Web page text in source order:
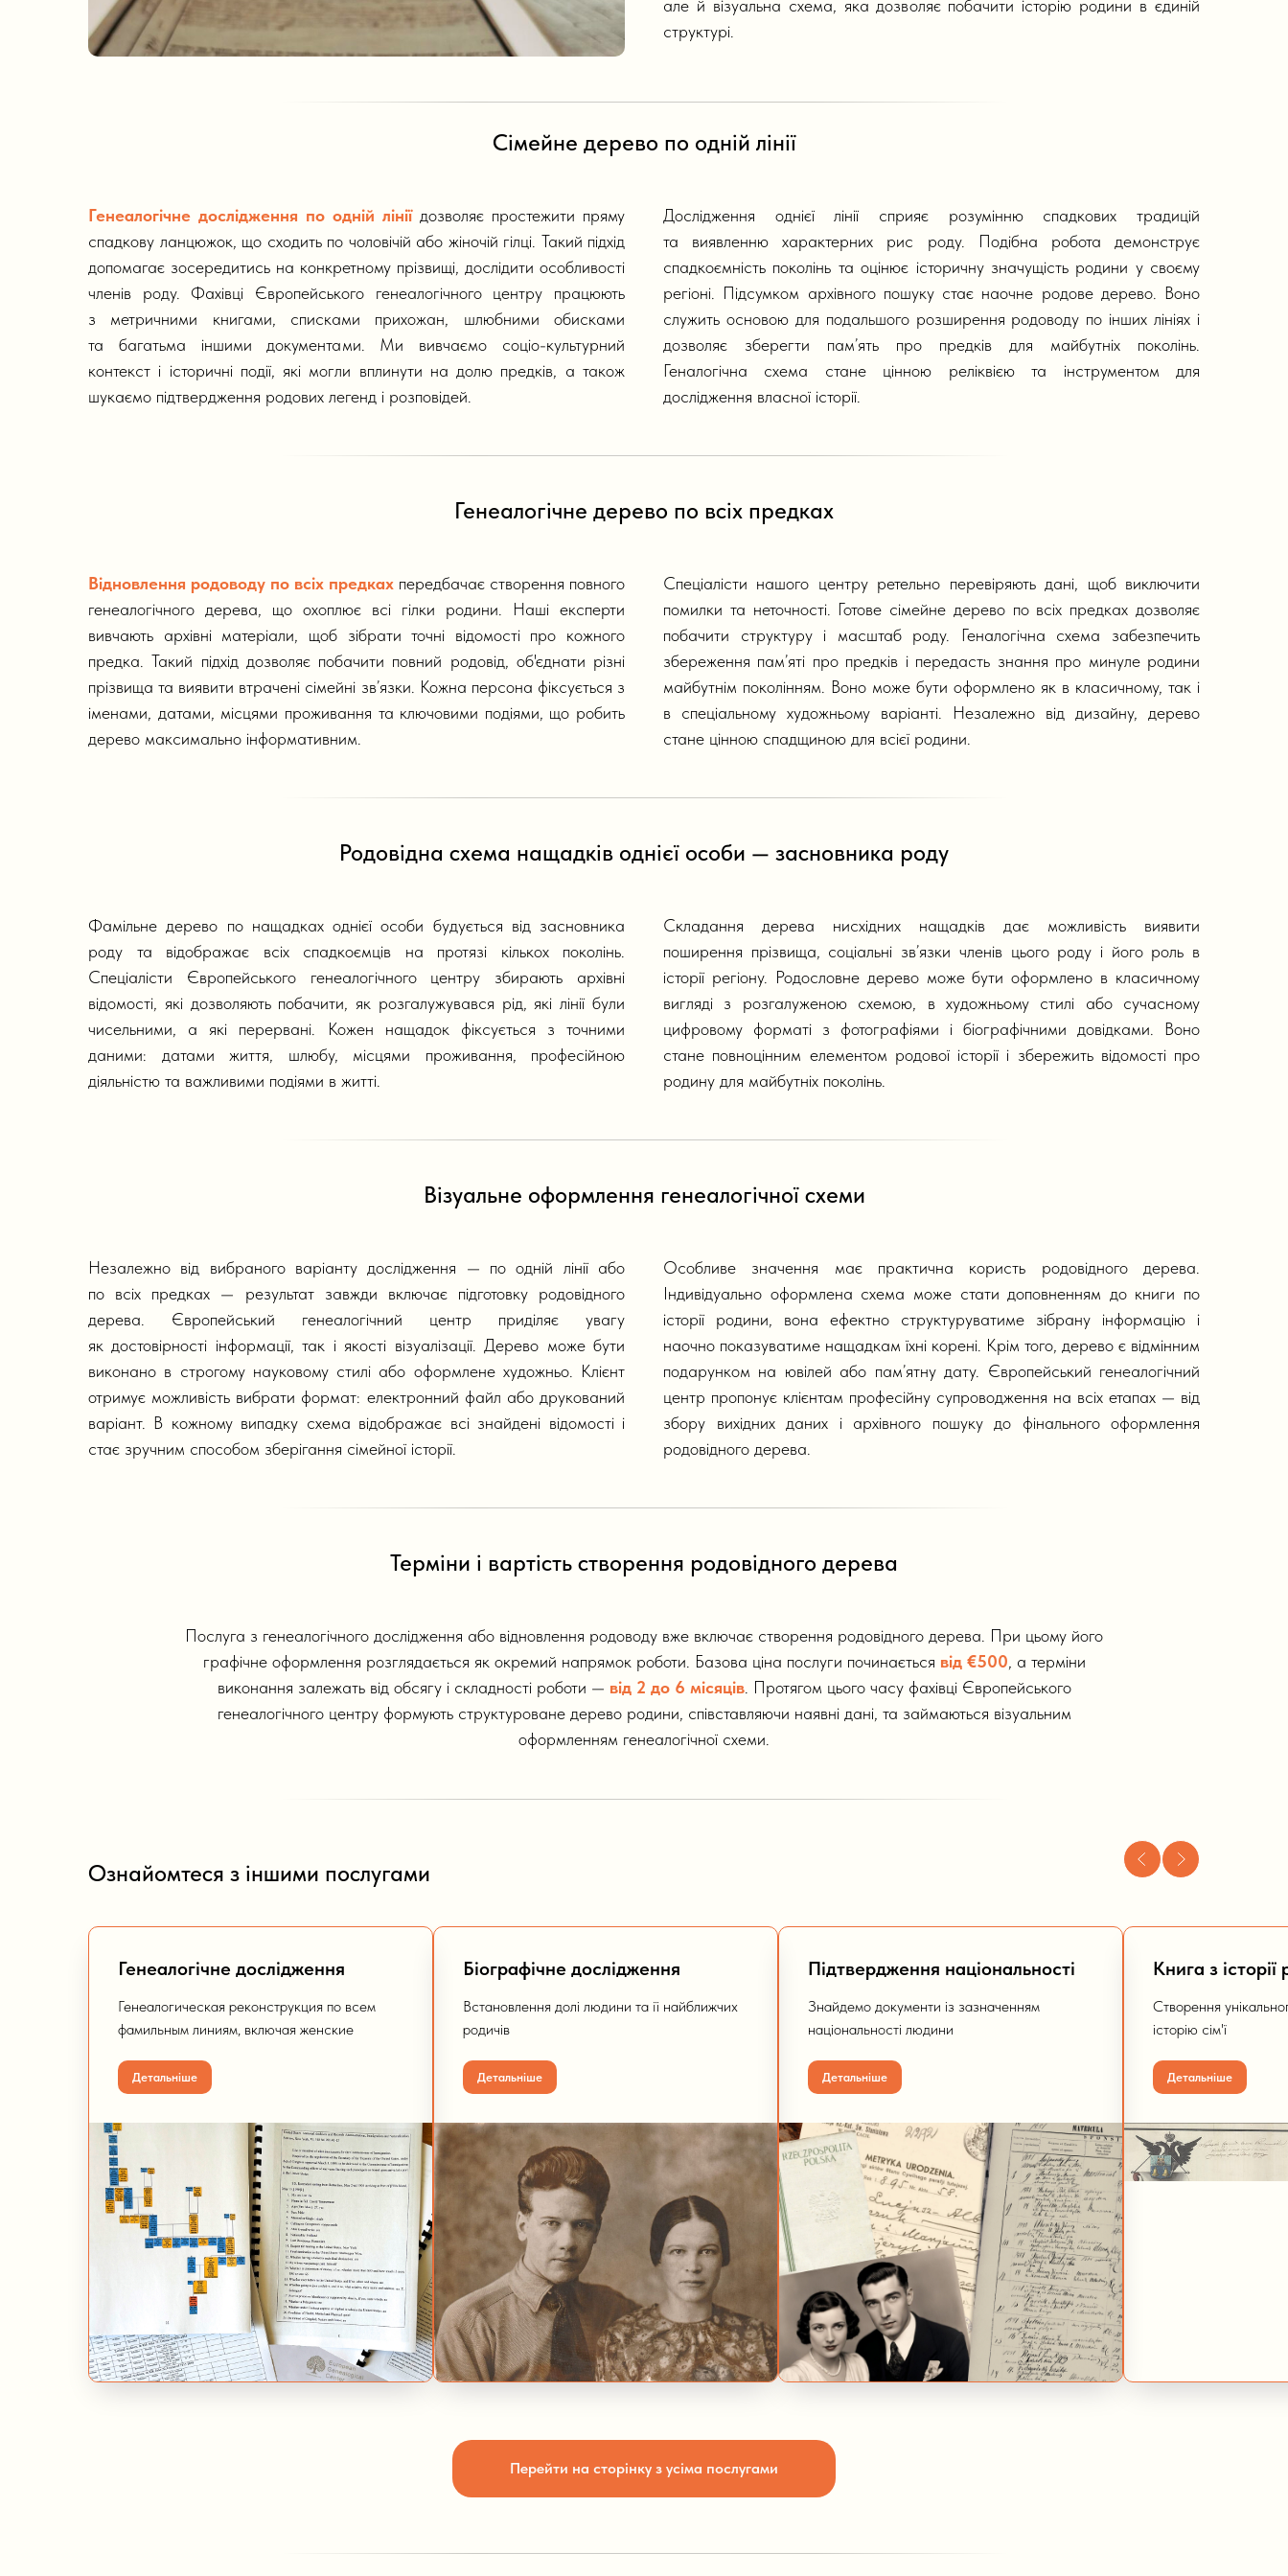
але й візуальна схема, яка дозволяє побачити історію родини в єдиній
структурі.
Сімейне дерево по одній лінії
Генеалогічне дослідження по одній лініїдозволяє простежити пряму
спадкову ланцюжок, що сходить по чоловічій або жіночій гілці. Такий підхід
допомагає зосередитись на конкретному прізвищі, дослідити особливості
членів роду. Фахівці Європейського генеалогічного центру працюють
з метричними книгами, списками прихожан, шлюбними обисками
та багатьма іншими документами. Ми вивчаємо соціо-культурний
контекст і історичні події, які могли вплинути на долю предків, а також
шукаємо підтвердження родових легенд і розповідей.
Дослідження однієї лінії сприяє розумінню спадкових традицій
та виявленню характерних рис роду. Подібна робота демонструє
спадкоємність поколінь та оцінює історичну значущість родини у своєму
регіоні. Підсумком архівного пошуку стає наочне родове дерево. Воно
служить основою для подальшого розширення родоводу по інших лініях і
дозволяє зберегти пам’ять про предків для майбутніх поколінь.
Геналогічна схема стане цінною реліквією та інструментом для
дослідження власної історії.
Генеалогічне дерево по всіх предках
Відновлення родоводу по всіх предках передбачає створення повного
генеалогічного дерева, що охоплює всі гілки родини. Наші експерти
вивчають архівні матеріали, щоб зібрати точні відомості про кожного
предка. Такий підхід дозволяє побачити повний родовід, об'єднати різні
прізвища та виявити втрачені сімейні зв’язки. Кожна персона фіксується з
іменами, датами, місцями проживання та ключовими подіями, що робить
дерево максимально інформативним.
Спеціалісти нашого центру ретельно перевіряють дані, щоб виключити
помилки та неточності. Готове сімейне дерево по всіх предках дозволяє
побачити структуру і масштаб роду. Геналогічна схема забезпечить
збереження пам’яті про предків і передасть знання про минуле родини
майбутнім поколінням. Воно може бути оформлено як в класичному, так і
в спеціальному художньому варіанті. Незалежно від дизайну, дерево
стане цінною спадщиною для всієї родини.
Родовідна схема нащадків однієї особи — засновника роду
Фамільне дерево по нащадках однієї особи будується від засновника
роду та відображає всіх спадкоємців на протязі кількох поколінь.
Спеціалісти Європейського генеалогічного центру збирають архівні
відомості, які дозволяють побачити, як розгалужувався рід, які лінії були
чисельними, а які перервані. Кожен нащадок фіксується з точними
даними: датами життя, шлюбу, місцями проживання, професійною
діяльністю та важливими подіями в житті.
Складання дерева нисхідних нащадків дає можливість виявити
поширення прізвища, соціальні зв’язки членів цього роду і його роль в
історії регіону. Родословне дерево може бути оформлено в класичному
вигляді з розгалуженою схемою, в художньому стилі або сучасному
цифровому форматі з фотографіями і біографічними довідками. Воно
стане повноцінним елементом родової історії і збережить відомості про
родину для майбутніх поколінь.
Візуальне оформлення генеалогічної схеми
Незалежно від вибраного варіанту дослідження — по одній лінії або
по всіх предках — результат завжди включає підготовку родовідного
дерева. Європейський генеалогічний центр приділяє увагу
як достовірності інформації, так і якості візуалізації. Дерево може бути
виконано в строгому науковому стилі або оформлене художньо. Клієнт
отримує можливість вибрати формат: електронний файл або друкований
варіант. В кожному випадку схема відображає всі знайдені відомості і
стає зручним способом зберігання сімейної історії.
Особливе значення має практична користь родовідного дерева.
Індивідуально оформлена схема може стати доповненням до книги по
історії родини, вона ефектно структуруватиме зібрану інформацію і
наочно показуватиме нащадкам їхні корені. Крім того, дерево є відмінним
подарунком на ювілей або пам’ятну дату. Європейський генеалогічний
центр пропонує клієнтам професійну супроводження на всіх етапах — від
збору вихідних даних і архівного пошуку до фінального оформлення
родовідного дерева.
Терміни і вартість створення родовідного дерева
Послуга з генеалогічного дослідження або відновлення родоводу вже включає створення родовідного дерева. При цьому його
графічне оформлення розглядається як окремий напрямок роботи. Базова ціна послуги починається від €500, а терміни
виконання залежать від обсягу і складності роботи — від 2 до 6 місяців. Протягом цього часу фахівці Європейського
генеалогічного центру формують структуроване дерево родини, співставляючи наявні дані, та займаються візуальним
оформленням генеалогічної схеми.
Ознайомтеся з іншими послугами
Генеалогічне дослідження
Генеалогическая реконструкция по всем
фамильным линиям, включая женские
Детальніше
Біографічне дослідження
Встановлення долі людини та її найближчих
родичів
Детальніше
Підтвердження національності
Знайдемо документи із зазначенням
національності людини
Детальніше
Книга з історії
Створення
історію сім'ї
Детальніше
Перейти на сторінку з усіма послугами